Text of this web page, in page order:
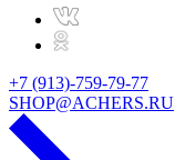
+7 (913)-759-79-77
SHOP@ACHERS.RU